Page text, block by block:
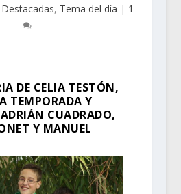
Destacadas, Tema del día | 1
DE CELIA TESTÓN,
TEMPORADA Y
CUADRADO,
Y MANUEL